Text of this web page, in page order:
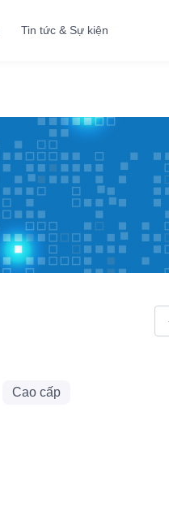
Tin tức & Sự kiện
Cao cấp